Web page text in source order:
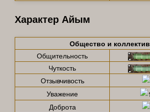
Характер Айым
Общество и коллектив
Общительность
Чуткость
Отзывчивость
Уважение
Доброта